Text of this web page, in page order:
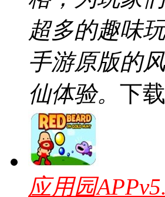
超多的趣味
手游原版的
仙体验。 下载
应用园